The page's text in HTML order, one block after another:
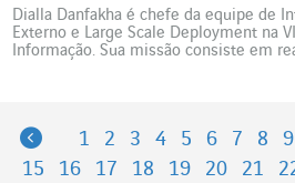
Dialla Danfakha é chefe da equipe de
Externo e Large Scale Deployment na
Informação. Sua missão consiste em
Previous
1 2 3 4 5 6 7 8 9
15
16 17 18 19 20 21